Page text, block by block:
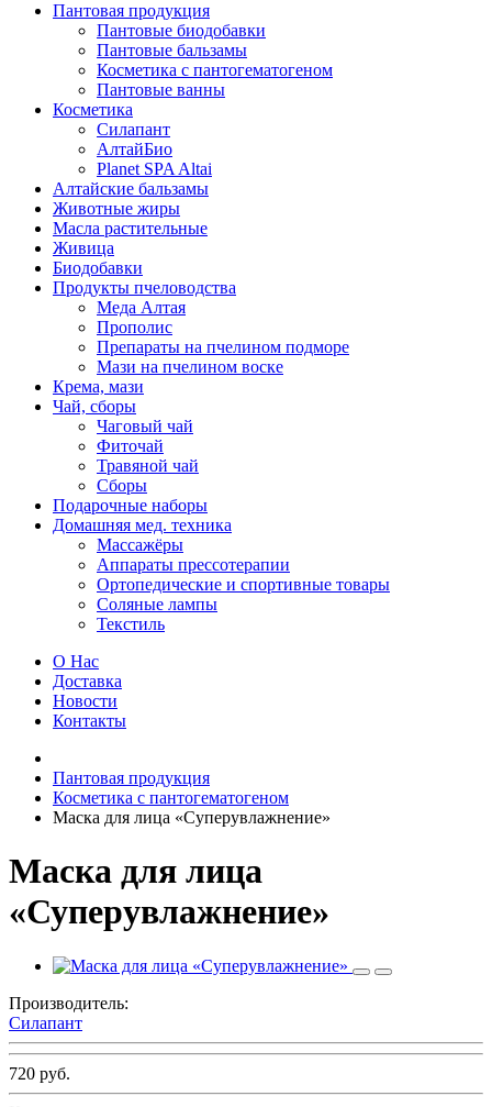
Пантовая продукция
Пантовые биодобавки
Пантовые бальзамы
Косметика с пантогематогеном
Пантовые ванны
Косметика
Силапант
АлтайБио
Planet SPA Altai
Алтайские бальзамы
Животные жиры
Масла растительные
Живица
Биодобавки
Продукты пчеловодства
Меда Алтая
Прополис
Препараты на пчелином подморе
Мази на пчелином воске
Крема, мази
Чай, сборы
Чаговый чай
Фиточай
Травяной чай
Сборы
Подарочные наборы
Домашняя мед. техника
Массажёры
Аппараты прессотерапии
Ортопедические и спортивные товары
Соляные лампы
Текстиль
О Нас
Доставка
Новости
Контакты
Пантовая продукция
Косметика с пантогематогеном
Маска для лица «Суперувлажнение»
Маска для лица
«Суперувлажнение»
Производитель:
Силапант
720 руб.